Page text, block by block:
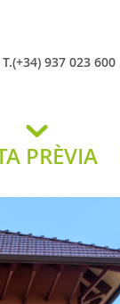
T.(+34) 937 023 600
PRÈVIA